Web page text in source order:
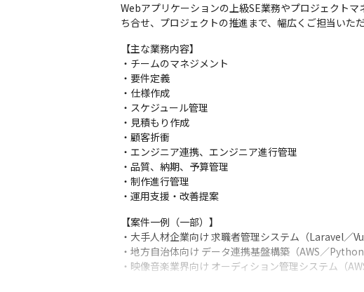
Webアプリケーションの上級SE業務やプロジェクト
ち合せ、プロジェクトの推進まで、幅広くご担当いただ
【主な業務内容】
・チームのマネジメント
・要件定義
・仕様作成
・スケジュール管理
・見積もり作成
・顧客折衝
・エンジニア連携、エンジニア進行管理
・品質、納期、予算管理
・制作進行管理
・運用支援・改善提案
【案件一例（一部）】
・大手人材企業向け 求職者管理システム（Laravel／
・地方自治体向け データ連携基盤構築（AWS／Python
・映像音楽業界向け オーディション管理システム（